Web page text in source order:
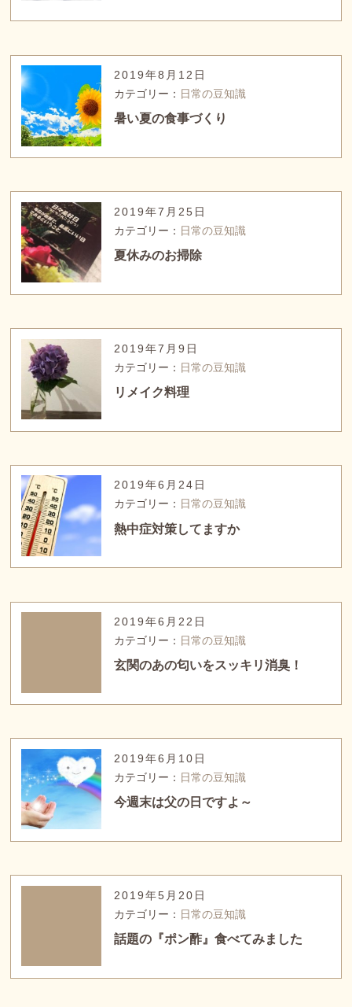
2019年8月12日
カテゴリー： 日常の豆知識
暑い夏の食事づくり
2019年7月25日
カテゴリー： 日常の豆知識
夏休みのお掃除
2019年7月9日
カテゴリー： 日常の豆知識
リメイク料理
2019年6月24日
カテゴリー： 日常の豆知識
熱中症対策してますか
2019年6月22日
カテゴリー： 日常の豆知識
玄関のあの匂いをスッキリ消臭！
2019年6月10日
カテゴリー： 日常の豆知識
今週末は父の日ですよ～
2019年5月20日
カテゴリー： 日常の豆知識
話題の『ポン酢』食べてみました